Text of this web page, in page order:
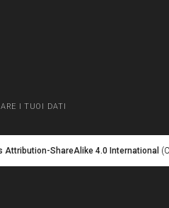
I TUOI DATI
Attribution-ShareAlike 4.0 International